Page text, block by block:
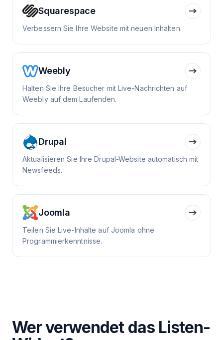
Squarespace
Verbessern Sie Ihre Website mit neuen Inhalten.
Weebly
Halten Sie Ihre Besucher mit Live-Nachrichten auf
Weebly auf dem Laufenden.
Drupal
Aktualisieren Sie Ihre Drupal-Website automatisch mit
Newsfeeds.
Joomla
Teilen Sie Live-Inhalte auf Joomla ohne
Programmierkenntnisse.
Wer verwendet das Listen-